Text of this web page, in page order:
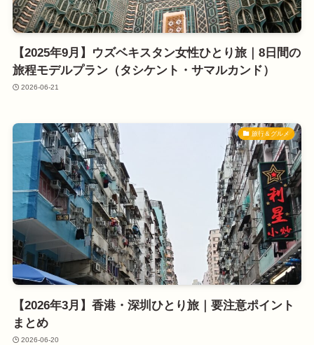
【2025年9月】ウズベキスタン女性ひとり旅｜8日間の
旅程モデルプラン（タシケント・サマルカンド）
2026-06-21
旅行＆グルメ
【2026年3月】香港・深圳ひとり旅｜要注意ポイント
まとめ
2026-06-20